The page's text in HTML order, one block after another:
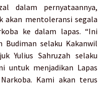
dalam pernyataannya,
akan mentoleransi segala
ke dalam lapas. “Ini
Budiman selaku Kakanwil
Yulius Sahruzah selaku
untuk menjadikan Lapas
Kami akan terus